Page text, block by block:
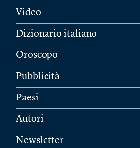
Video
Dizionario italiano
Oroscopo
Pubblicità
Paesi
Autori
Newsletter